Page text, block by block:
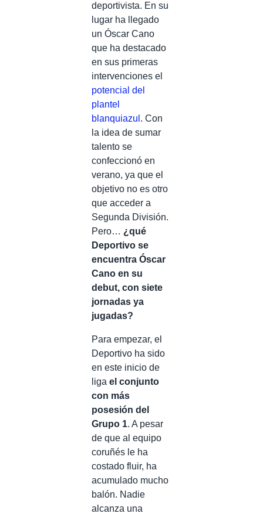
deportivista. En su
lugar ha llegado
un Óscar Cano
que ha destacado
en sus primeras
intervenciones el
potencial del
plantel
blanquiazul . Con
la idea de sumar
talento se
confeccionó en
verano, ya que el
objetivo no es otro
que acceder a
Segunda División.
Pero… ¿qué
Deportivo se
encuentra Óscar
Cano en su
debut, con siete
jornadas ya
jugadas?
Para empezar, el
Deportivo ha sido
en este inicio de
liga el conjunto
con más
posesión del
Grupo 1. A pesar
de que al equipo
coruñés le ha
costado fluir, ha
acumulado mucho
balón. Nadie
alcanza una